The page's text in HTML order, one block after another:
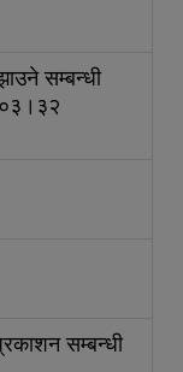
सम्बन्धी
सम्बन्धी